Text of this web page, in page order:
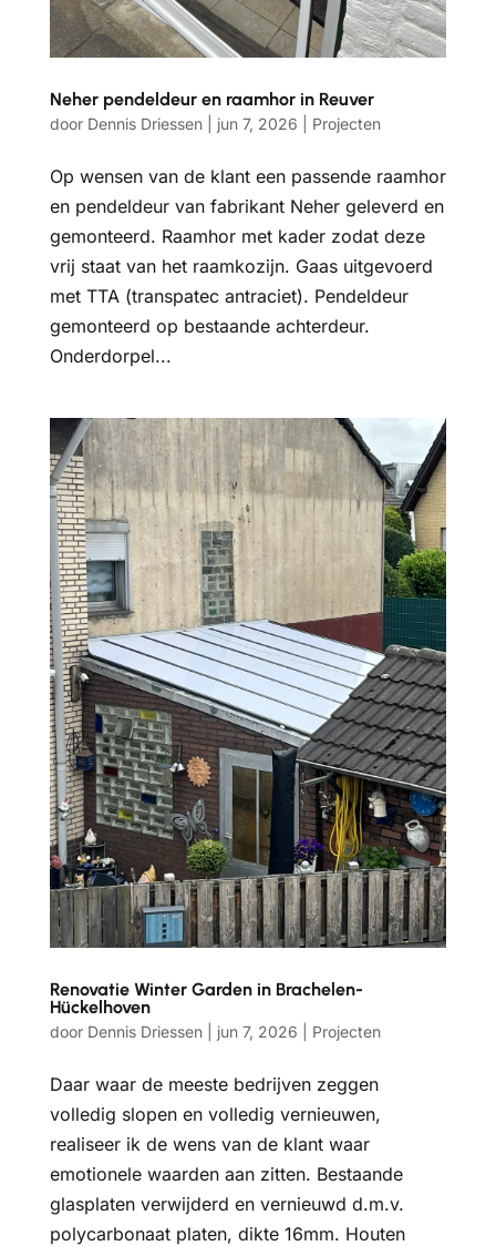
Neher pendeldeur en raamhor in Reuver
door Dennis Driessen| jun 7, 2026 Projecten
Op wensen van de klant een passende raamhor
en pendeldeur van fabrikant Neher geleverd en
gemonteerd. Raamhor met kader zodat deze
vrij staat van het raamkozijn. Gaas uitgevoerd
met TTA (transpatec antraciet). Pendeldeur
gemonteerd op bestaande achterdeur.
Onderdorpel...
Renovatie Winter Garden in Brachelen-
Hückelhoven
door Dennis Driessen| jun 7, 2026 Projecten
Daar waar de meeste bedrijven zeggen
volledig slopen en volledig vernieuwen,
realiseer ik de wens van de klant waar
emotionele waarden aan zitten. Bestaande
glasplaten verwijderd en vernieuwd d.m.v.
polycarbonaat platen, dikte 16mm. Houten